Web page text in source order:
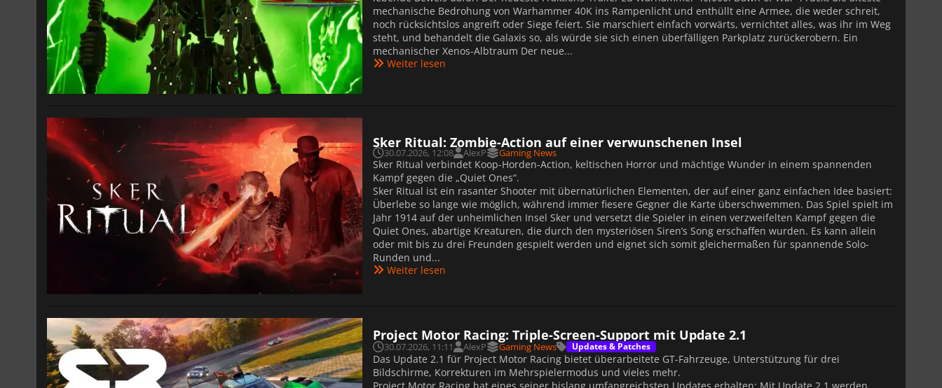
mechanische Bedrohung von Warhammer 40K ins Rampenlicht und enthüllt eine Armee, die weder schreit,
noch rücksichtslos angreift oder Siege feiert. Sie marschiert einfach vorwärts, vernichtet alles, was ihr im Weg
steht, und behandelt die Galaxis so, als würde sie sich einen überfälligen Parkplatz zurückerobern. Ein
mechanischer Xenos-Albtraum Der neue...
Weiter lesen
Sker Ritual: Zombie-Action auf einer verwunschenen Insel
30.07.2026, 12:08 AlexP Gaming News
Sker Ritual verbindet Koop-Horden-Action, keltischen Horror und mächtige Wunder in einem spannenden
Kampf gegen die „Quiet Ones“.
Sker Ritual ist ein rasanter Shooter mit übernatürlichen Elementen, der auf einer ganz einfachen Idee basiert:
Überlebe so lange wie möglich, während immer fiesere Gegner die Karte überschwemmen. Das Spiel spielt im
Jahr 1914 auf der unheimlichen Insel Sker und versetzt die Spieler in einen verzweifelten Kampf gegen die
Quiet Ones, abartige Kreaturen, die durch den mysteriösen Siren’s Song erschaffen wurden. Es kann allein
oder mit bis zu drei Freunden gespielt werden und eignet sich somit gleichermaßen für spannende Solo-
Runden und...
Weiter lesen
Project Motor Racing: Triple-Screen-Support mit Update 2.1
30.07.2026, 11:11 AlexP Gaming News Updates & Patches
Das Update 2.1 für Project Motor Racing bietet überarbeitete GT-Fahrzeuge, Unterstützung für drei
Bildschirme, Korrekturen im Mehrspielermodus und vieles mehr.